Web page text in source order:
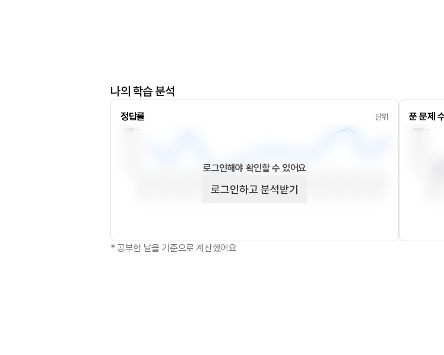
나의 학습 분석
정답률 단위
로그인해야 확인할 수 있어요
로그인하고 분석받기
푼 문제
* 공부한 날을 기준으로 계산했어요